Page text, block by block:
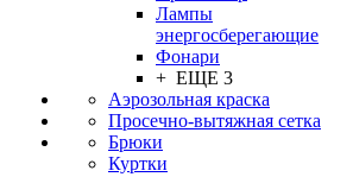
Лампы
энергосберегающие
Фонари
+ ЕЩЕ 3
Аэрозольная краска
Просечно-вытяжная сетка
Брюки
Куртки